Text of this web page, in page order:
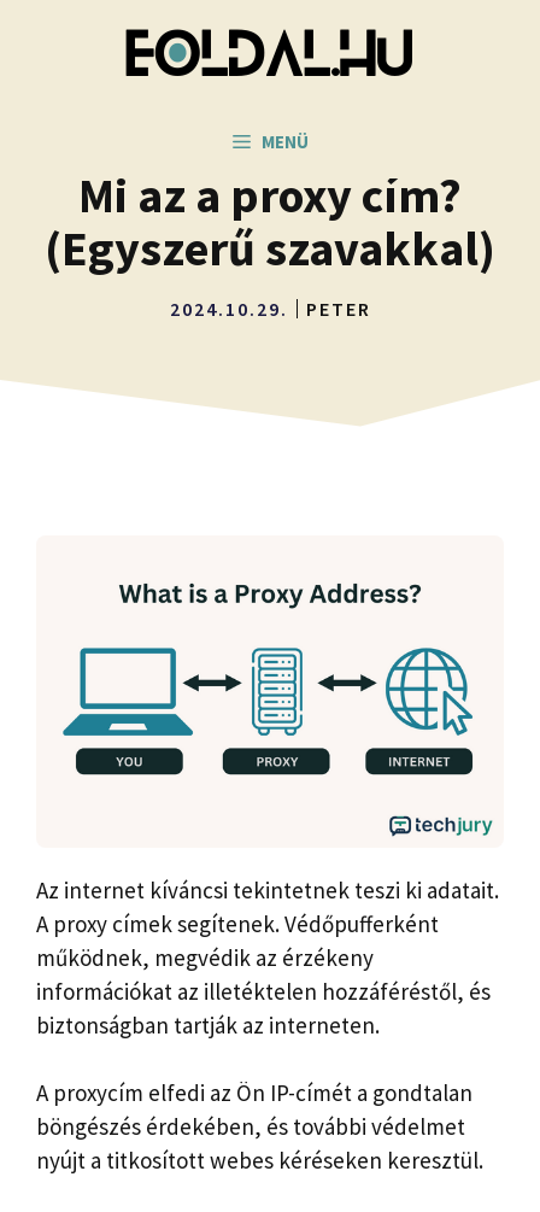
MENÜ
Mi az a proxy cím?
(Egyszerű szavakkal)
2024.10.29. PETER
Az internet kíváncsi tekintetnek teszi ki adatait.
A proxy címek segítenek. Védőpufferként
működnek, megvédik az érzékeny
információkat az illetéktelen hozzáféréstől, és
biztonságban tartják az interneten.
A proxycím elfedi az Ön IP-címét a gondtalan
böngészés érdekében, és további védelmet
nyújt a titkosított webes kéréseken keresztül.